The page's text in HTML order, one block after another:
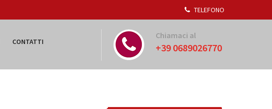
TELEFONO
CONTATTI
Chiamaci al
+39 0689026770